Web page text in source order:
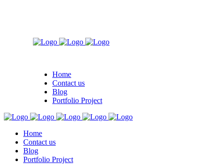
Home
Contact us
Blog
Portfolio Project
Home
Contact us
Blog
Portfolio Project